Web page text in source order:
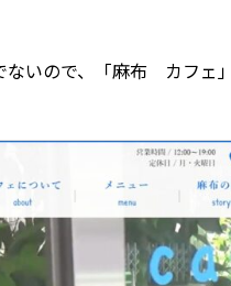
いので、「麻布 カフェ